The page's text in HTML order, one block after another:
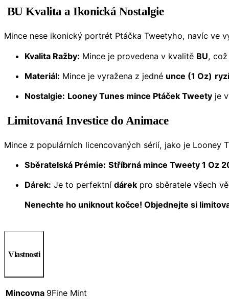
BU Kvalita a Ikonická Nostalgie
Mince nese ikonický portrét Ptáčka Tweetyho, navíc ve
Kvalita Ražby: Mince je provedena v kvalitě BU,
Materiál: Mince je vyražena z jedné unce (1 Oz)
Nostalgie: Looney Tunes mince Ptáček Tweety je
Limitovaná Investice do Animace
Mince z populárních licencovaných sérií, jako je Looney
Sběratelská Prémie: Stříbrná mince Tweety 1 Oz
Dárek: Je to perfektní dárek pro sběratele všech
Nenechte ho uniknout kočce! Objednejte si
Vlastnosti
Mincovna 9Fine Mint